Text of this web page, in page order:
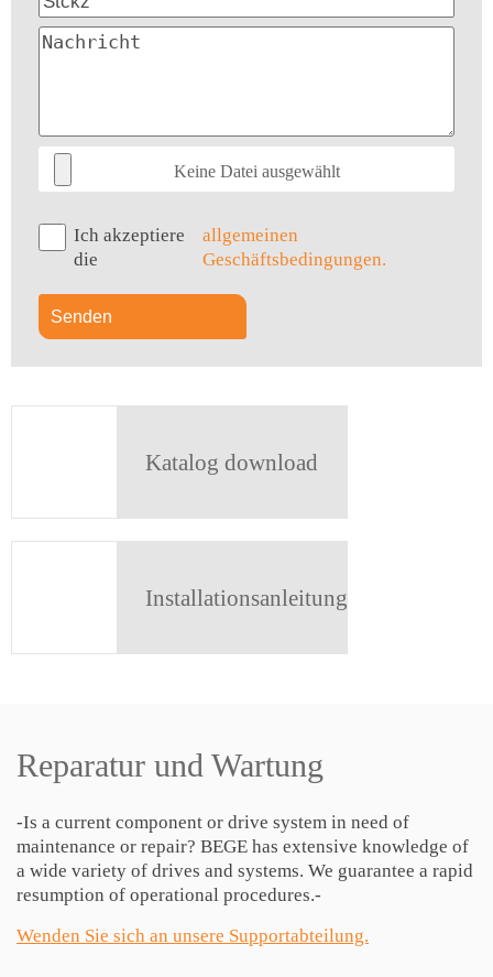
Keine Datei ausgewählt
Ich akzeptiere
die
allgemeinen
Geschäftsbedingungen.
Katalog download
Installationsanleitung
Reparatur und Wartung
-Is a current component or drive system in need of
maintenance or repair? BEGE has extensive knowledge of
a wide variety of drives and systems. We guarantee a rapid
resumption of operational procedures.-
Wenden Sie sich an unsere Supportabteilung.